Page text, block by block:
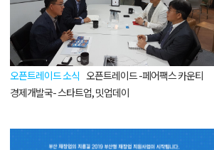
오픈트레이드 소식 오픈트레이드 -페어팩스 카운티
경제개발국- 스타트업, 밋업데이